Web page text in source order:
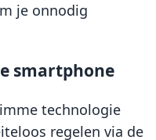
je onnodig
smartphone
technologie
regelen via de